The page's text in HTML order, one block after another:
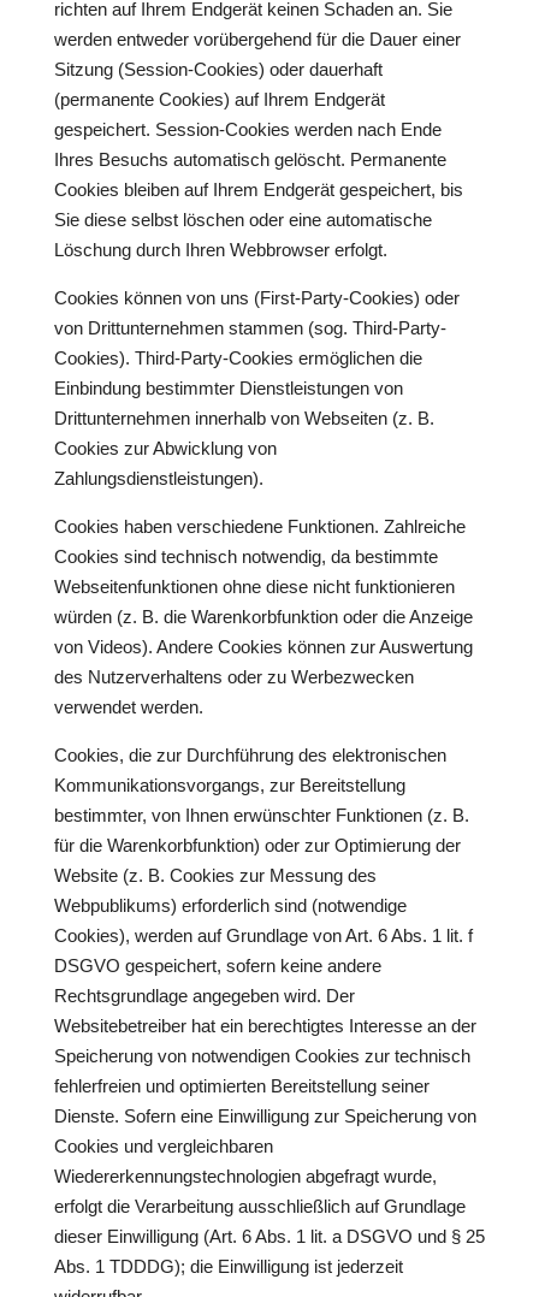
richten auf Ihrem Endgerät keinen Schaden an. Sie
werden entweder vorübergehend für die Dauer einer
Sitzung (Session-Cookies) oder dauerhaft
(permanente Cookies) auf Ihrem Endgerät
gespeichert. Session-Cookies werden nach Ende
Ihres Besuchs automatisch gelöscht. Permanente
Cookies bleiben auf Ihrem Endgerät gespeichert, bis
Sie diese selbst löschen oder eine automatische
Löschung durch Ihren Webbrowser erfolgt.
Cookies können von uns (First-Party-Cookies) oder
von Drittunternehmen stammen (sog. Third-Party-
Cookies). Third-Party-Cookies ermöglichen die
Einbindung bestimmter Dienstleistungen von
Drittunternehmen innerhalb von Webseiten (z. B.
Cookies zur Abwicklung von
Zahlungsdienstleistungen).
Cookies haben verschiedene Funktionen. Zahlreiche
Cookies sind technisch notwendig, da bestimmte
Webseitenfunktionen ohne diese nicht funktionieren
würden (z. B. die Warenkorbfunktion oder die Anzeige
von Videos). Andere Cookies können zur Auswertung
des Nutzerverhaltens oder zu Werbezwecken
verwendet werden.
Cookies, die zur Durchführung des elektronischen
Kommunikationsvorgangs, zur Bereitstellung
bestimmter, von Ihnen erwünschter Funktionen (z. B.
für die Warenkorbfunktion) oder zur Optimierung der
Website (z. B. Cookies zur Messung des
Webpublikums) erforderlich sind (notwendige
Cookies), werden auf Grundlage von Art. 6 Abs. 1 lit. f
DSGVO gespeichert, sofern keine andere
Rechtsgrundlage angegeben wird. Der
Websitebetreiber hat ein berechtigtes Interesse an der
Speicherung von notwendigen Cookies zur technisch
fehlerfreien und optimierten Bereitstellung seiner
Dienste. Sofern eine Einwilligung zur Speicherung von
Cookies und vergleichbaren
Wiedererkennungstechnologien abgefragt wurde,
erfolgt die Verarbeitung ausschließlich auf Grundlage
dieser Einwilligung (Art. 6 Abs. 1 lit. a DSGVO und § 25
Abs. 1 TDDDG); die Einwilligung ist jederzeit